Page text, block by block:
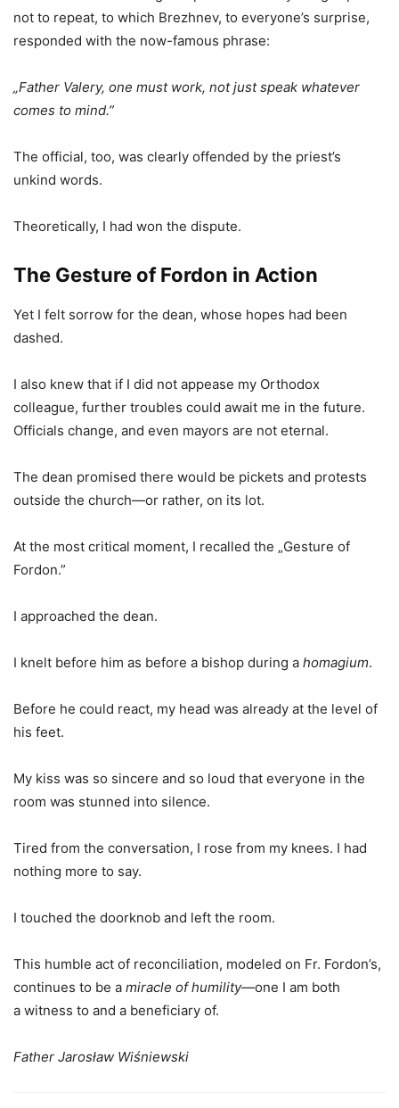
not to repeat, to which Brezhnev, to everyone’s surprise,
responded with the now-famous phrase:
„Father Valery, one must work, not just speak whatever
comes to mind.”
The official, too, was clearly offended by the priest’s
unkind words.
Theoretically, I had won the dispute.
The Gesture of Fordon in Action
Yet I felt sorrow for the dean, whose hopes had been
dashed.
I also knew that if I did not appease my Orthodox
colleague, further troubles could await me in the future.
Officials change, and even mayors are not eternal.
The dean promised there would be pickets and protests
outside the church—or rather, on its lot.
At the most critical moment, I recalled the „Gesture of
Fordon.”
I approached the dean.
I knelt before him as before a bishop during a homagium.
Before he could react, my head was already at the level of
his feet.
My kiss was so sincere and so loud that everyone in the
room was stunned into silence.
Tired from the conversation, I rose from my knees. I had
nothing more to say.
I touched the doorknob and left the room.
This humble act of reconciliation, modeled on Fr. Fordon’s,
continues to be a miracle of humility—one I am both
a witness to and a beneficiary of.
Father Jarosław Wiśniewski